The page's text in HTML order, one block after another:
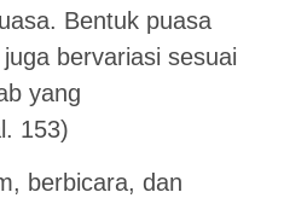
Bentuk puasa
bervariasi sesuai
yang
153)
berbicara, dan